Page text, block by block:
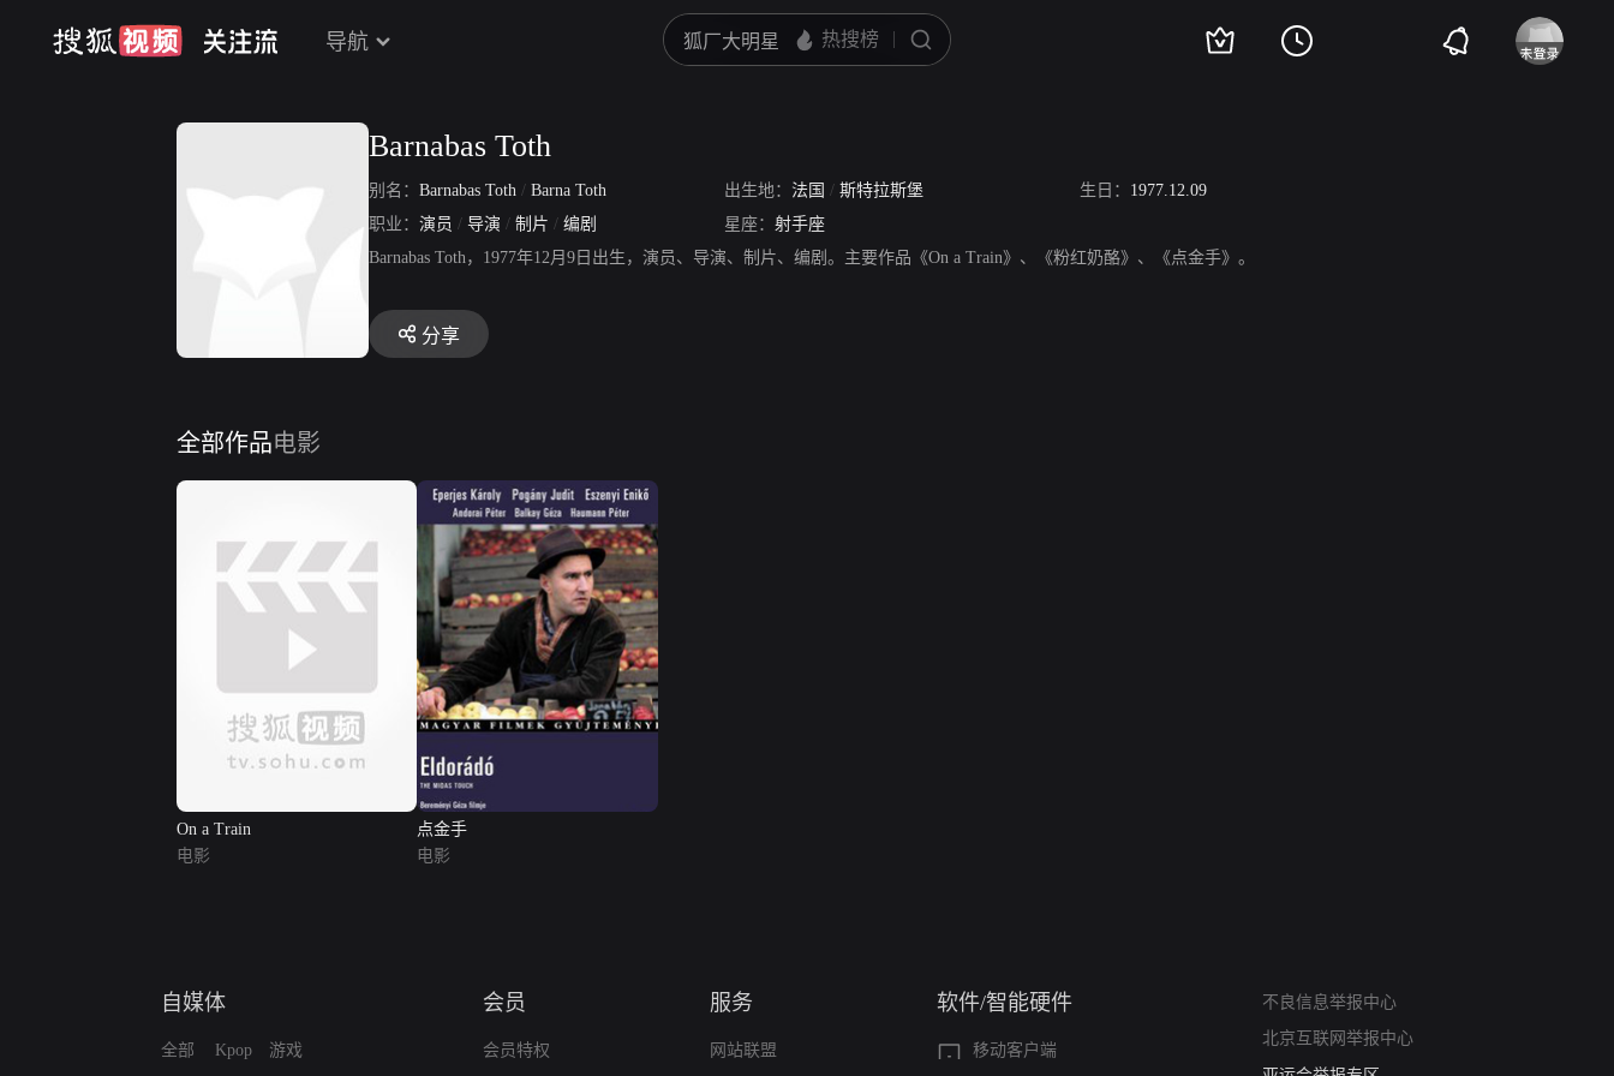
导航
Barnabas Toth
别名： Barnabas Toth / Barna Toth 出生地： 法国 / 斯特拉斯堡 生日： 1977.12.09
职业： 演员 / 导演 / 制片 / 编剧 星座： 射手座
Barnabas Toth，1977年12月9日出生，演员、导演、制片、编剧。主要作品《On a Train》、《粉红奶酪》、《点金手》。
分享
全部作品电影
On a Train
电影
点金手
电影
自媒体
全部 Kpop 游戏
会员
会员特权
服务
网站联盟
软件/智能硬件
移动客户端
不良信息举报中心
北京互联网举报中心
亚运会举报专区